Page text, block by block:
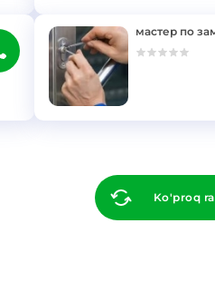
мастер по
Ko'proq